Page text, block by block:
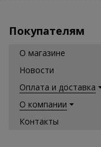
Покупателям
О магазине
Новости
Оплата и доставка
О компании
Контакты